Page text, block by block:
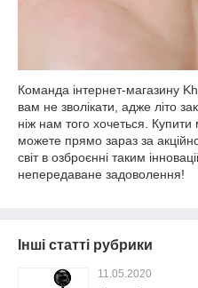
Команда інтернет-магазину
вам не зволікати, адже літо
ніж нам того хочеться. Купити
можете прямо зараз за
світ в озброєнні таким
непередаване задоволення!
Інші статті рубрики
11.05.2020